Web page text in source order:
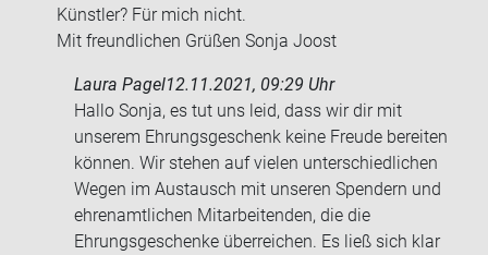
Künst­ler? Für mich nicht.
Mit freund­li­chen Grü­ßen Sonja Joost
Laura Pagel12.11.2021, 09:29 Uhr
Hallo Sonja, es tut uns leid, dass wir dir mit
unserem Ehrungsgeschenk keine Freude bereiten
können. Wir stehen auf vielen unterschiedlichen
Wegen im Austausch mit unseren Spendern und
ehrenamtlichen Mitarbeitenden, die die
Ehrungsgeschenke überreichen. Es ließ sich klar